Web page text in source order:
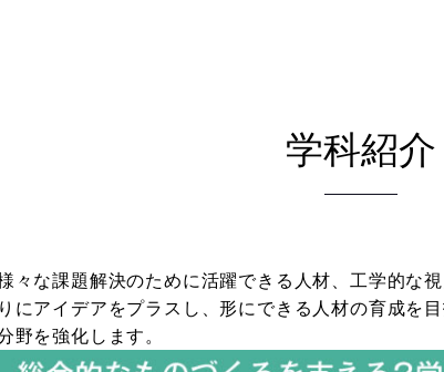
学科紹介
々な課題解決のために活躍できる人材、工学的な
にアイデアをプラスし、形にできる人材の育成を
野を強化します。